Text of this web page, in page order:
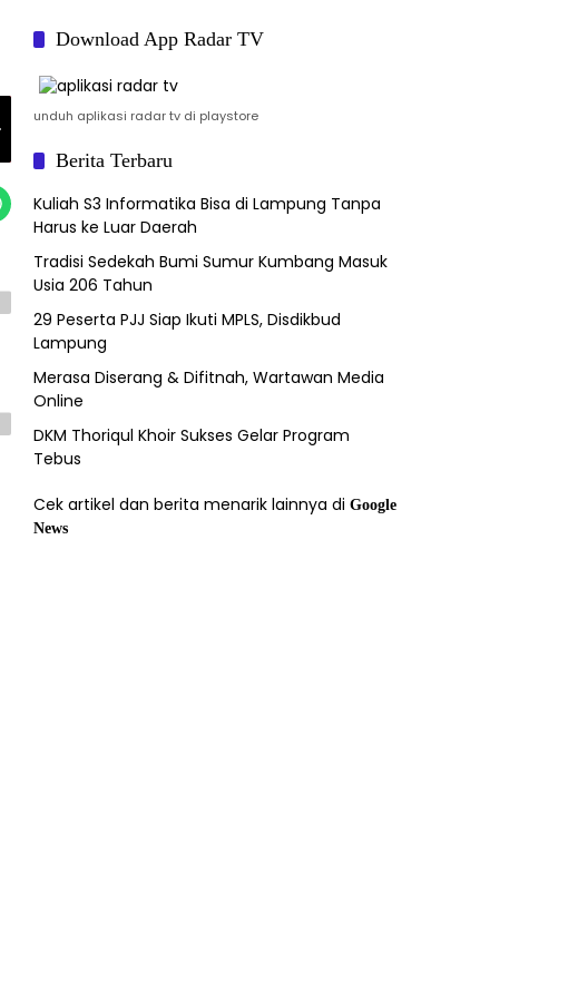
Download App Radar TV
unduh aplikasi radar tv di playstore
Berita Terbaru
Kuliah S3 Informatika Bisa di Lampung Tanpa
Harus ke Luar Daerah
Tradisi Sedekah Bumi Sumur Kumbang Masuk
Usia 206 Tahun
29 Peserta PJJ Siap Ikuti MPLS, Disdikbud
Lampung
Merasa Diserang & Difitnah, Wartawan Media
Online
DKM Thoriqul Khoir Sukses Gelar Program
Tebus
Cek artikel dan berita menarik lainnya di Google
News